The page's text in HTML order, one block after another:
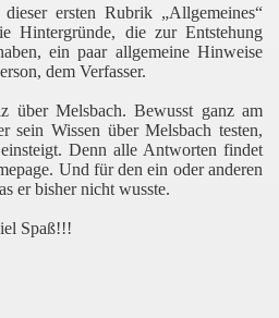
ersten Rubrik „Allgemeines“
Hintergründe, die zur Entstehung
ein paar allgemeine Hinweise
dem Verfasser.
über Melsbach. Bewusst ganz am
sein Wissen über Melsbach testen,
Denn alle Antworten findet
Und für den ein oder anderen
er bisher nicht wusste.
Spaß!!!